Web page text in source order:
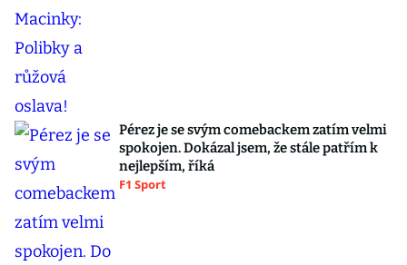
Pérez je se svým comebackem zatím velmi
spokojen. Dokázal jsem, že stále patřím k
nejlepším, říká
F1 Sport